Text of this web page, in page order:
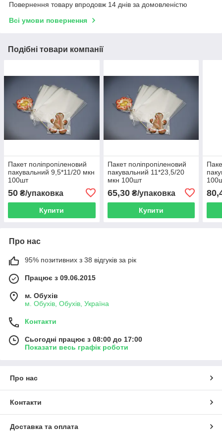
Повернення товару впродовж 14 днів за домовленістю
Всі умови повернення
Подібні товари компанії
Пакет поліпропіленовий
пакувальний 9,5*11/20 мкн
100шт
50 ₴/упаковка
Купити
Пакет поліпропіленовий
пакувальний 11*23,5/20
мкн 100шт
65,30₴/упаковка
Купити
Про нас
95% позитивних з 38 відгуків за рік
Працює з 09.06.2015
м. Обухів
м. Обухів, Обухів, Україна
Контакти
Сьогодні працює з 08:00 до 17:00
Показати весь графік роботи
Про нас
Контакти
Доставка та оплата